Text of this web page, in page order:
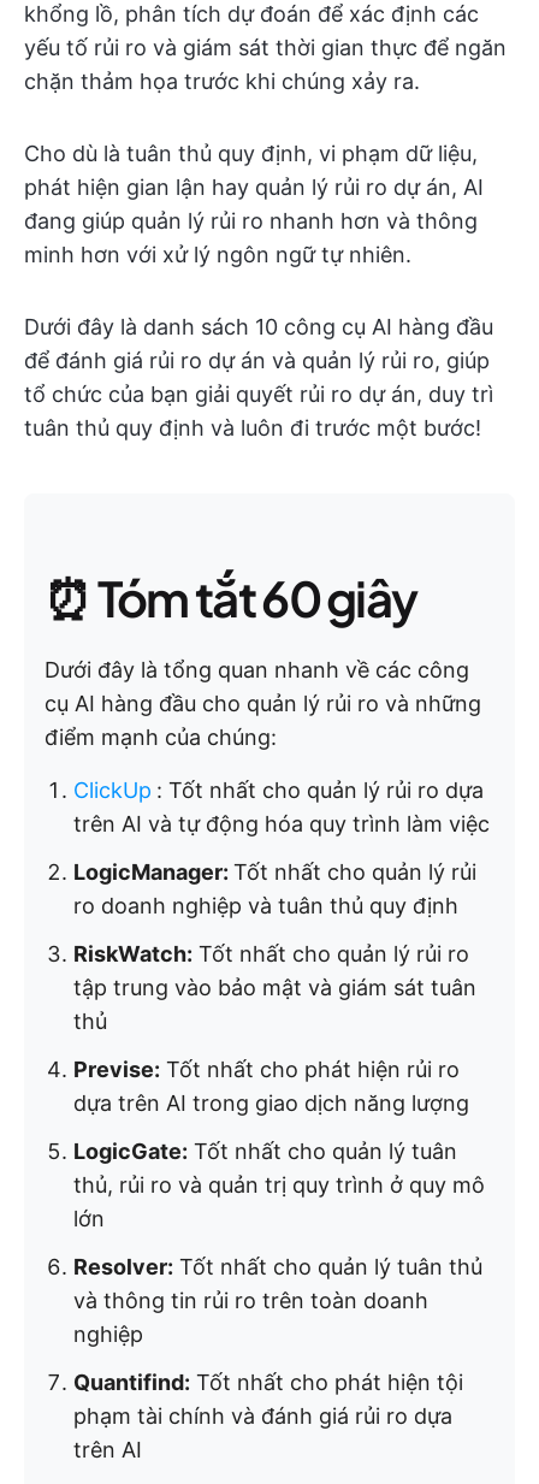
khổng lồ, phân tích dự đoán để xác định các
yếu tố rủi ro và giám sát thời gian thực để ngăn
chặn thảm họa trước khi chúng xảy ra.
Cho dù là tuân thủ quy định, vi phạm dữ liệu,
phát hiện gian lận hay quản lý rủi ro dự án, AI
đang giúp quản lý rủi ro nhanh hơn và thông
minh hơn với xử lý ngôn ngữ tự nhiên.
Dưới đây là danh sách 10 công cụ AI hàng đầu
để đánh giá rủi ro dự án và quản lý rủi ro, giúp
tổ chức của bạn giải quyết rủi ro dự án, duy trì
tuân thủ quy định và luôn đi trước một bước!
⏰ Tóm tắt 60 giây
Dưới đây là tổng quan nhanh về các công
cụ AI hàng đầu cho quản lý rủi ro và những
điểm mạnh của chúng:
ClickUp : Tốt nhất cho quản lý rủi ro dựa
trên AI và tự động hóa quy trình làm việc
LogicManager: Tốt nhất cho quản lý rủi
ro doanh nghiệp và tuân thủ quy định
RiskWatch: Tốt nhất cho quản lý rủi ro
tập trung vào bảo mật và giám sát tuân
thủ
Previse: Tốt nhất cho phát hiện rủi ro
dựa trên AI trong giao dịch năng lượng
LogicGate: Tốt nhất cho quản lý tuân
thủ, rủi ro và quản trị quy trình ở quy mô
lớn
Resolver: Tốt nhất cho quản lý tuân thủ
và thông tin rủi ro trên toàn doanh
nghiệp
Quantifind: Tốt nhất cho phát hiện tội
phạm tài chính và đánh giá rủi ro dựa
trên AI